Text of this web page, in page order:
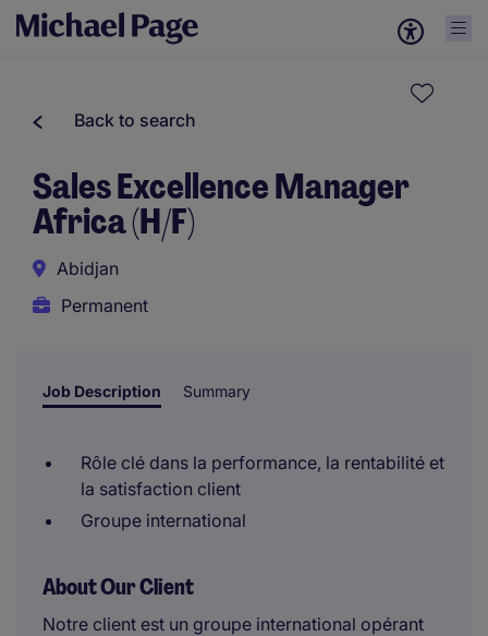
Back to search
Sales Excellence Manager
Africa (H/F)
Abidjan
Permanent
Job Description Summary
Rôle clé dans la performance, la rentabilité et
la satisfaction client
Groupe international
About Our Client
Notre client est un groupe international opérant